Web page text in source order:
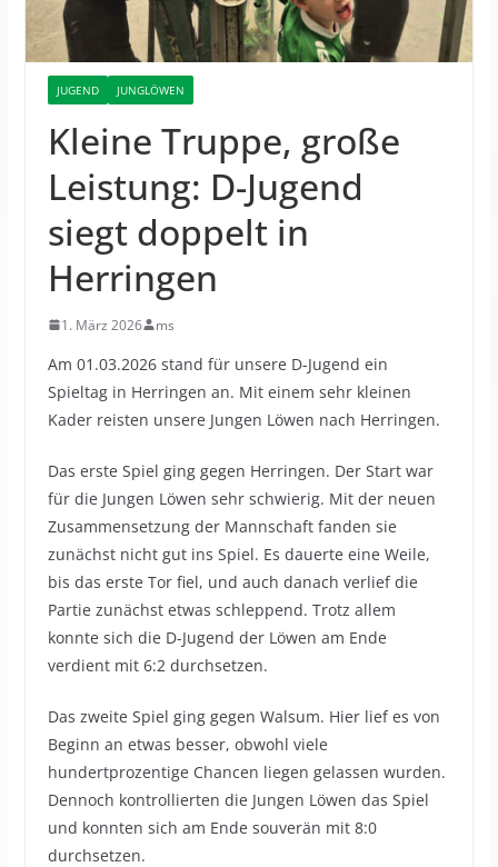
JUGEND JUNGLÖWEN
Kleine Truppe, große
Leistung: D-Jugend
siegt doppelt in
Herringen
1. März 2026 ms
Am 01.03.2026 stand für unsere D-Jugend ein
Spieltag in Herringen an. Mit einem sehr kleinen
Kader reisten unsere Jungen Löwen nach Herringen.
Das erste Spiel ging gegen Herringen. Der Start war
für die Jungen Löwen sehr schwierig. Mit der neuen
Zusammensetzung der Mannschaft fanden sie
zunächst nicht gut ins Spiel. Es dauerte eine Weile,
bis das erste Tor fiel, und auch danach verlief die
Partie zunächst etwas schleppend. Trotz allem
konnte sich die D-Jugend der Löwen am Ende
verdient mit 6:2 durchsetzen.
Das zweite Spiel ging gegen Walsum. Hier lief es von
Beginn an etwas besser, obwohl viele
hundertprozentige Chancen liegen gelassen wurden.
Dennoch kontrollierten die Jungen Löwen das Spiel
und konnten sich am Ende souverän mit 8:0
durchsetzen.